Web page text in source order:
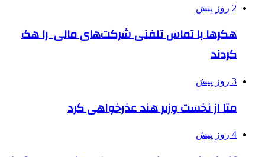
2 روز پیش
هکرها با تماس تلفنی شرکت‌های مالی را هک
کردند
3 روز پیش
متا از نخست وزیر هند عذرخواهی کرد
4 روز پیش